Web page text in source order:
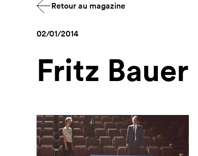
Retour au magazine
02/01/2014
Fritz Bauer